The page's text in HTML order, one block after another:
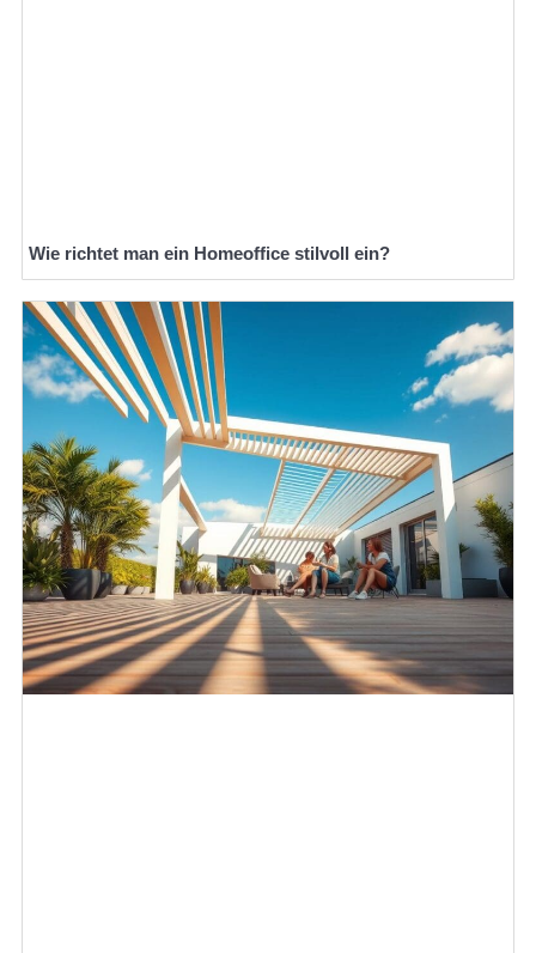
Wie richtet man ein Homeoffice stilvoll ein?